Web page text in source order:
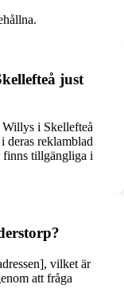
just
Willys i Skellefteå
deras reklamblad
finns tillgängliga i
vilket är
att fråga